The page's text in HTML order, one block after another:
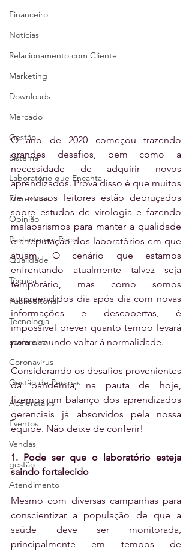
Financeiro
Notícias
Relacionamento com Cliente
Marketing
Downloads
Mercado
Gestão
Sistema
Laboratório que Encanta
Entrevistas
Opinião
Paciente em Foco
Qualidade
Técnica
Publieditorial
Tecnologia
aceleralab
Coronavírus
Gestão de Pessoas
Aceleratalks
Eventos
Vendas
gestão
Atendimento
O ano de 2020 começou trazendo
grandes desafios, bem como a
necessidade de adquirir novos
aprendizados. Prova disso é que muitos
de nossos leitores estão debruçados
sobre estudos de virologia e fazendo
malabarismos para manter a qualidade
e a reputação dos laboratórios em que
atuam. O cenário que estamos
enfrentando atualmente talvez seja
temporário, mas como somos
surpreendidos dia após dia com novas
informações e descobertas, é
impossível prever quanto tempo levará
para o mundo voltar à normalidade.
Considerando os desafios provenientes
da pandemia, na pauta de hoje,
fizemos um balanço dos aprendizados
gerenciais já absorvidos pela nossa
equipe. Não deixe de conferir!
1. Pode ser que o laboratório esteja
saindo fortalecido
Mesmo com diversas campanhas para
conscientizar a população de que a
saúde deve ser monitorada,
principalmente em tempos de